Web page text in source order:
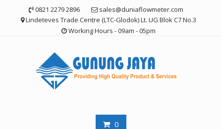
0821 2279 2896
sales@duniaflowmeter.com
Lindeteves Trade Centre (LTC-Glodok) Lt. UG Blok C7 No.3
Working Hours - 09am - 05pm
0